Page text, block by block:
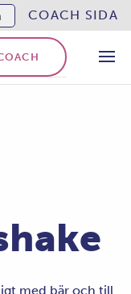
COACH SIDA
med bär och till